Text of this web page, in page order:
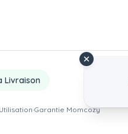
Livraison
·Garantie Momcozy